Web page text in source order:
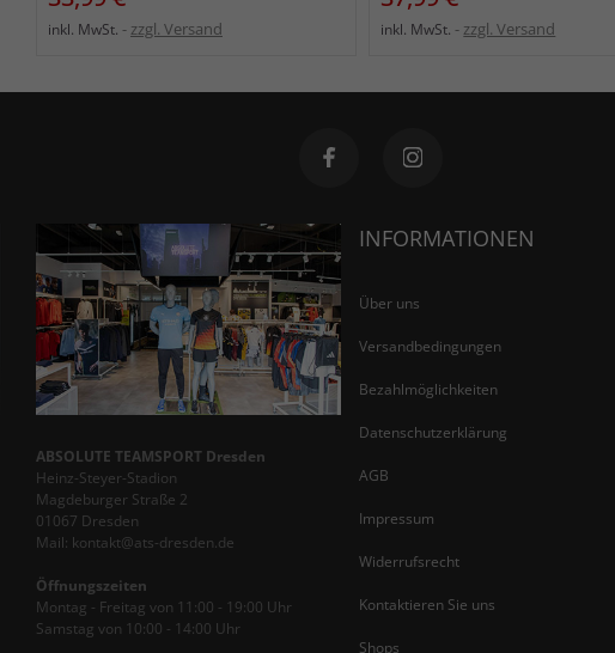
inkl. MwSt. zzgl. Versand inkl. MwSt. zzgl. Versand
ABSOLUTE TEAMSPORT Dresden
Heinz-Steyer-Stadion
Magdeburger Straße 2
01067 Dresden
Mail: kontakt@ats-dresden.de
Öffnungszeiten
Montag - Freitag von 11:00 - 19:00 Uhr
Samstag von 10:00 - 14:00 Uhr
INFORMATIONEN
Über uns
Versandbedingungen
Bezahlmöglichkeiten
Datenschutzerklärung
AGB
Impressum
Widerrufsrecht
Kontaktieren Sie uns
Shops